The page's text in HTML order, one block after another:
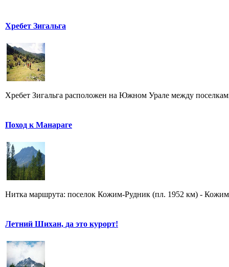
Хребет Зигальга
Хребет Зигальга расположен на Южном Урале между
Поход к Манараге
Нитка маршрута: поселок Кожим-Рудник (пл. 1952 км) -
Летний Шихан, да это курорт!